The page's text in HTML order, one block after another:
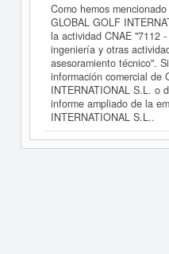
Como hemos
GLOBAL GOLF
la actividad CNAE "7112
ingeniería y otras
asesoramiento técnico".
información comercial de
INTERNATIONAL S.L. o
informe ampliado de la
INTERNATIONAL S.L..